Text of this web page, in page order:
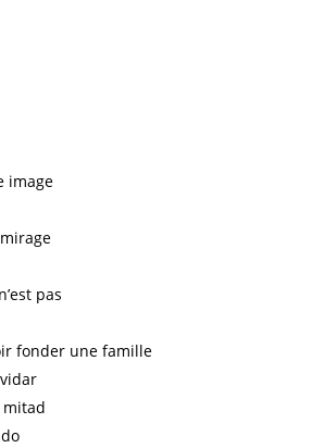
image
pas
fonder une famille
mitad